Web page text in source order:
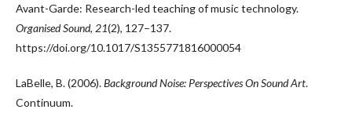
Avant-Garde: Research-led teaching of music technology.
Organised Sound, 21(2), 127–137.
https://doi.org/10.1017/S1355771816000054
LaBelle, B. (2006).Background Noise: Perspectives On Sound Art.
Continuum.